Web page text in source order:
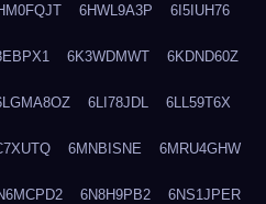
6HWL9A3P 6I5IUH76
6K3WDMWT 6KDND60Z
6LI78JDL 6LL59T6X
6MNBISNE 6MRU4GHW
6N8H9PB2 6NS1JPER